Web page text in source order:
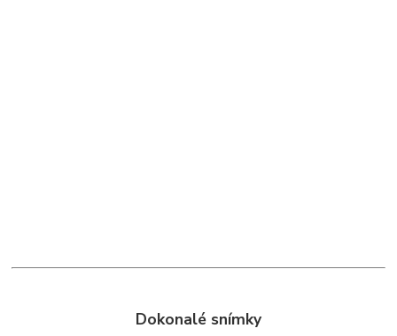
Dokonalé snímky